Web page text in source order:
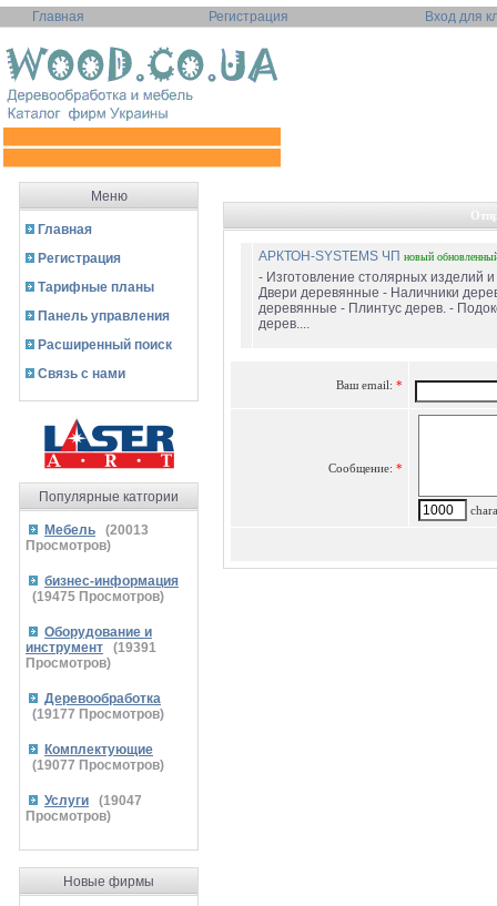
Главная Регистрация Вход для
Меню
Главная
Регистрация
Тарифные планы
Панель управления
Расширенный поиск
Связь с нами
Популярные катгории
Мебель (20013
Просмотров)
бизнес-информация
(19475 Просмотров)
Оборудование и
инструмент
(19391
Просмотров)
Деревообработка
(19177 Просмотров)
Комплектующие
(19077 Просмотров)
Услуги (19047
Просмотров)
Новые фирмы
АРКТОН-SYSTEMS ЧП новый
- Изготовление столярных изделий
Двери деревянные - Наличники
деревянные - Плинтус дерев. -
дерев....
Ваш email: *
Сообщение: *